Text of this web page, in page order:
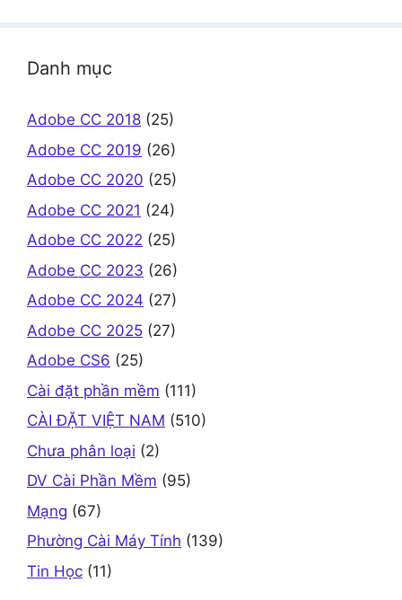
Danh mục
Adobe CC 2018 (25)
Adobe CC 2019 (26)
Adobe CC 2020 (25)
Adobe CC 2021 (24)
Adobe CC 2022 (25)
Adobe CC 2023 (26)
Adobe CC 2024 (27)
Adobe CC 2025 (27)
Adobe CS6 (25)
Cài đặt phần mềm (111)
CÀI ĐẶT VIỆT NAM (510)
Chưa phân loại (2)
DV Cài Phần Mềm (95)
Mạng (67)
Phường Cài Máy Tính (139)
Tin Học (11)